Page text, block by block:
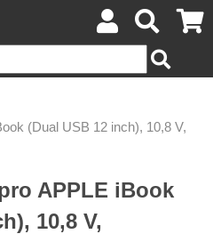
(Dual USB 12 inch), 10,8 V,
APPLE iBook
10,8 V,